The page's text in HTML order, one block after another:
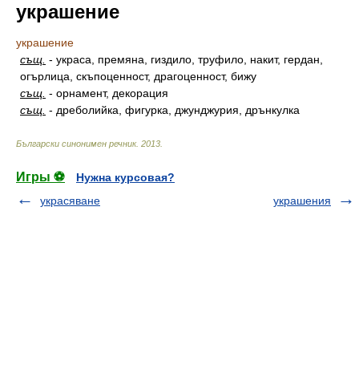
украшение
украшение
същ. - украса, премяна, гиздило, труфило, накит, гердан,
огърлица, скъпоценност, драгоценност, бижу
същ. - орнамент, декорация
същ. - дреболийка, фигурка, джунджурия, дрънкулка
Български синонимен речник. 2013
Игры ⚽
Нужна курсовая?
украсяване
украшения